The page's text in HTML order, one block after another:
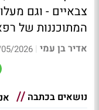
צבאיים - וגם
המתוכננות של
אדיר בן עמי |
2026 22:24
נושאים בכתבה